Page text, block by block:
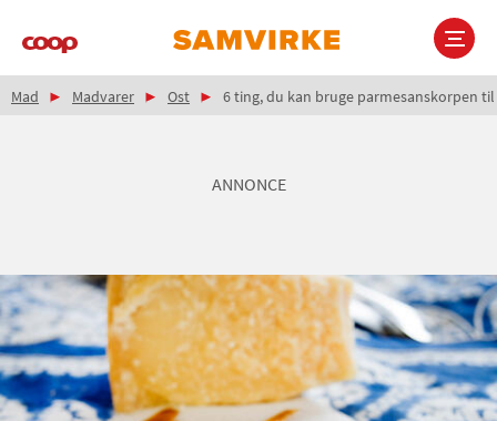
Main
Brødkrumme
Mad Madvarer Ost 6 ting, du kan bruge parmesanskorpen til
ANNONCE